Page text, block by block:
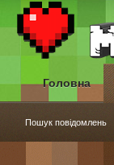
Головна
Пошук повідомлень